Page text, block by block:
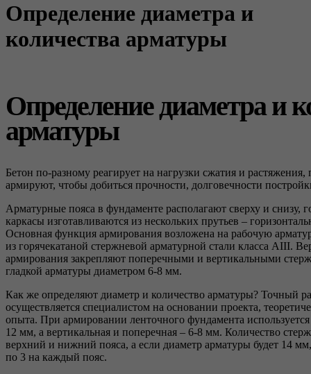
Определение диаметра и
количества арматуры
Определение диаметра и
арматуры
Бетон по-разному реагирует на нагрузки сжатия и
армируют, чтобы добиться прочности, долговечности
Арматурные пояса в фундаменте располагают сверху и снизу,
каркасы изготавливаются из нескольких прутьев –
Основная функция армирования возложена на рабочую
из горячекатаной стержневой арматурной стали класса AIII.
армирования закрепляют поперечными и вертикальными
гладкой арматуры диаметром 6-8 мм.
Как же определяют диаметр и количество арматуры? Точный
осуществляется специалистом на основании проекта,
опыта. При армировании ленточного фундамента
12 мм, а вертикальная и поперечная – 6-8 мм. Количество
верхний и нижний пояса, а если диаметр арматуры будет 14
по 3 на каждый пояс.